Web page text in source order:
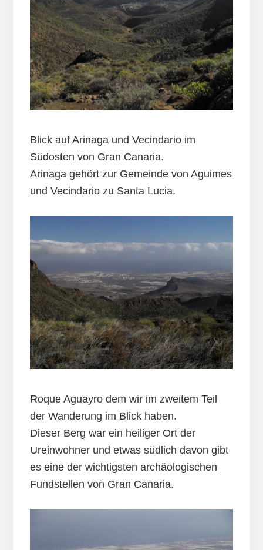
Blick auf Arinaga und Vecindario im
Südosten von Gran Canaria.
Arinaga gehört zur Gemeinde von Aguimes
und Vecindario zu Santa Lucia.
Roque Aguayro dem wir im zweitem Teil
der Wanderung im Blick haben.
Dieser Berg war ein heiliger Ort der
Ureinwohner und etwas südlich davon gibt
es eine der wichtigsten archäologischen
Fundstellen von Gran Canaria.